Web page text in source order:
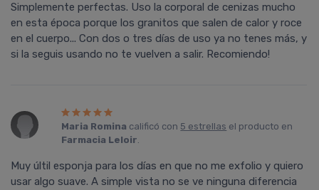
Simplemente perfectas. Uso la corporal de cenizas mucho
en esta época porque los granitos que salen de calor y roce
en el cuerpo... Con dos o tres días de uso ya no tenes más, y
si la seguis usando no te vuelven a salir. Recomiendo!
Maria Romina calificó con 5 estrellas el producto en
Farmacia Leloir.
Muy últil esponja para los días en que no me exfolio y quiero
usar algo suave. A simple vista no se ve ninguna diferencia